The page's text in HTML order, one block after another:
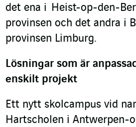
det ena i Heist-op-den-
provinsen och det andra i
provinsen Limburg.
Lösningar som är
enskilt projekt
Ett nytt skolcampus vid
Hartscholen i Antwerpen-